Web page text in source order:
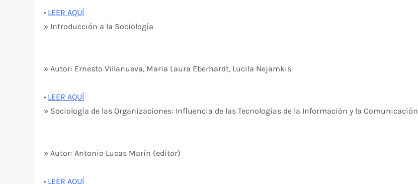
• LEER AQUÍ
» Introducción a la Sociología
» Autor: Ernesto Villanueva, Maria Laura Eberhardt, Lucila Nejamkis
• LEER AQUÍ
» Sociología de las Organizaciones: Influencia de las Tecnologías de la Información y la Comunicación
» Autor: Antonio Lucas Marín (editor)
• LEER AQUÍ